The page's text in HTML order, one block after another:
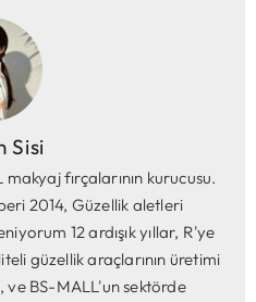
Sisi
fırçalarının kurucusu.
2014, Güzellik aletleri
12 ardışık yıllar, R'ye
güzellik araçlarının üretimi
BS-MALL'un sektörde